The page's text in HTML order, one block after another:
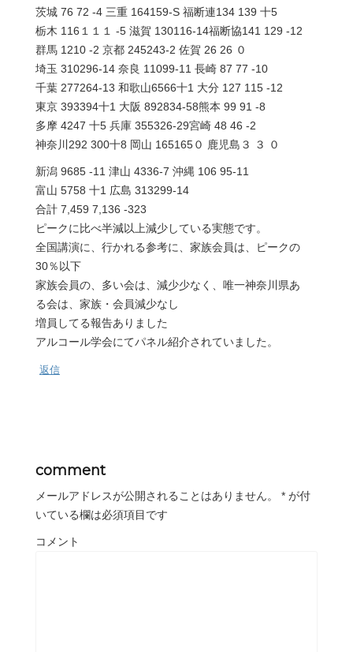
茨城 76 72 -4 三重 164159-S 福断連134 139 十5
栃木 116１１１ -5 滋賀 130116-14福断協141 129 -12
群馬 1210 -2 京都 245243-2 佐賀 26 26 ０
埼玉 310296-14 奈良 11099-11 長崎 87 77 -10
千葉 277264-13 和歌山6566十1 大分 127 115 -12
東京 393394十1 大阪 892834-58熊本 99 91 -8
多摩 4247 十5 兵庫 355326-29宮崎 48 46 -2
神奈川292 300十8 岡山 165165０ 鹿児島３ ３ ０
新潟 9685 -11 津山 4336-7 沖縄 106 95-11
富山 5758 十1 広島 313299-14
合計 7,459 7,136 -323
ピークに比べ半減以上減少している実態です。
全国講演に、行かれる参考に、家族会員は、ピークの
30％以下
家族会員の、多い会は、減少少なく、唯一神奈川県あ
る会は、家族・会員減少なし
増員してる報告ありました
アルコール学会にてパネル紹介されていました。
返信
comment
メールアドレスが公開されることはありません。 * が付
いている欄は必須項目です
コメント